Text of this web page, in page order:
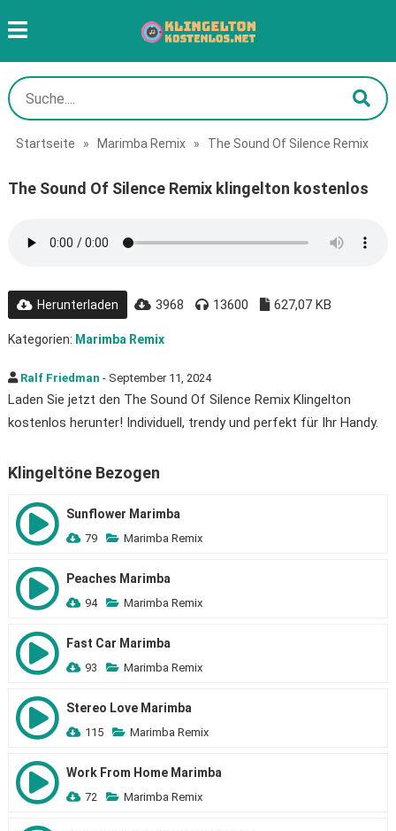
Startseite » Marimba Remix » The Sound Of Silence Remix
The Sound Of Silence Remix klingelton kostenlos
Herunterladen 3968 13600 627,07 KB
Kategorien: Marimba Remix
Ralf Friedman - September 11, 2024
Laden Sie jetzt den The Sound Of Silence Remix Klingelton
kostenlos herunter! Individuell, trendy und perfekt für Ihr Handy.
Klingeltöne Bezogen
Sunflower Marimba
79 Marimba Remix
Peaches Marimba
94 Marimba Remix
Fast Car Marimba
93 Marimba Remix
Stereo Love Marimba
115 Marimba Remix
Work From Home Marimba
72 Marimba Remix